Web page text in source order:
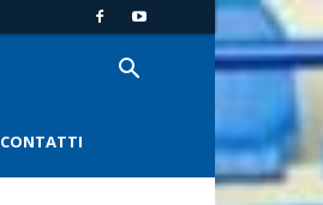
CONTATTI